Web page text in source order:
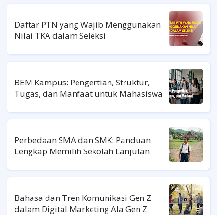
Daftar PTN yang Wajib Menggunakan
Nilai TKA dalam Seleksi
BEM Kampus: Pengertian, Struktur,
Tugas, dan Manfaat untuk Mahasiswa
Perbedaan SMA dan SMK: Panduan
Lengkap Memilih Sekolah Lanjutan
Bahasa dan Tren Komunikasi Gen Z
dalam Digital Marketing Ala Gen Z